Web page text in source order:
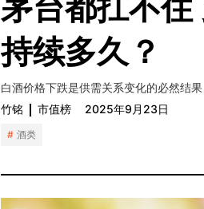
茅台都扛不
持续多久？
白酒价格下跌是供需关系变化的必然结
竹铭
市值榜 2025年9月23日
酒类